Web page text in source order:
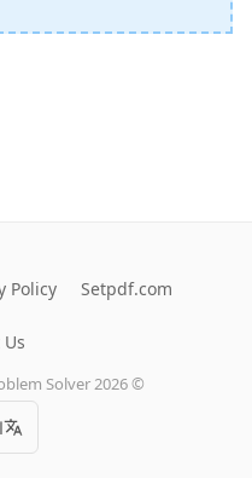
Setpdf.com
Policy
©
2026